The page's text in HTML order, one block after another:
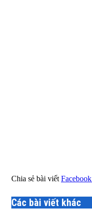
Chia sẻ bài viết Facebook
Các bài viết khác